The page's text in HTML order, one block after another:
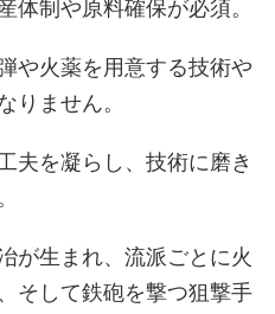
体制や原料確保が必須。
や火薬を用意する技術や
りません。
夫を凝らし、技術に磨き
が生まれ、流派ごとに火
そして鉄砲を撃つ狙撃手